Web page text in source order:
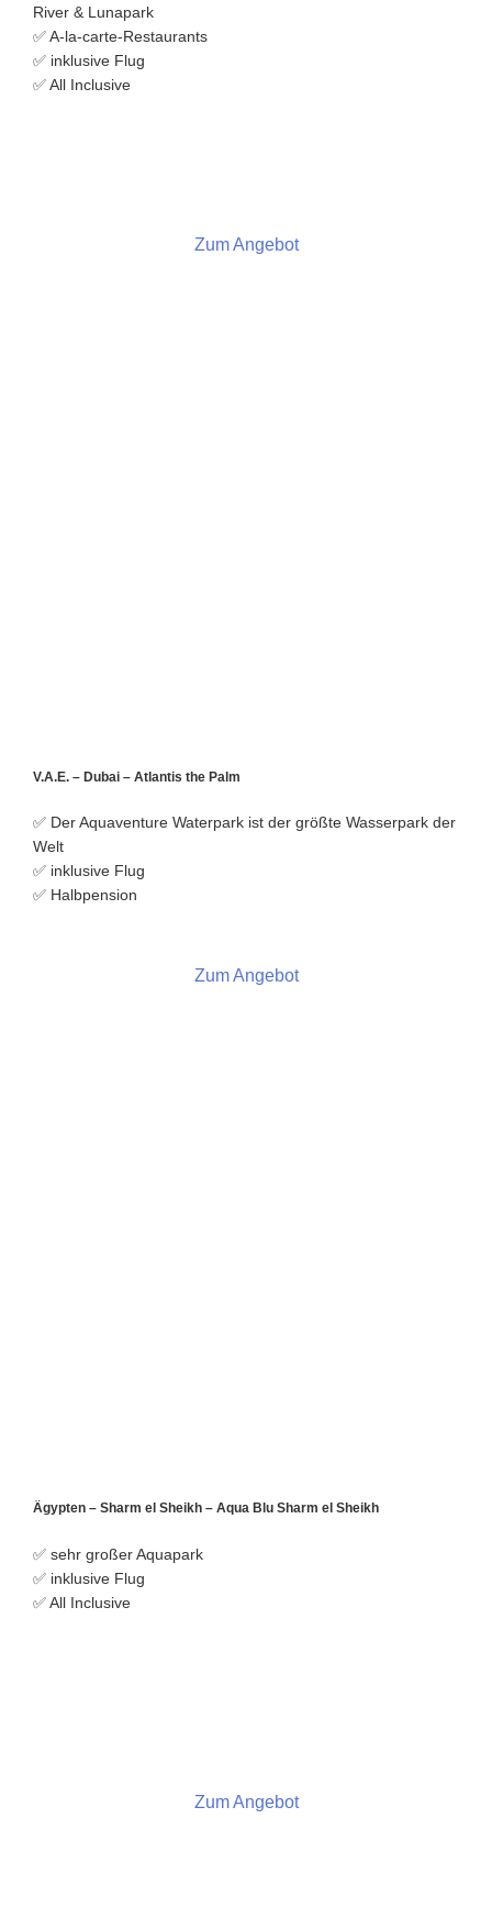
River & Lunapark
✅ A-la-carte-Restaurants
✅ inklusive Flug
✅ All Inclusive
Zum Angebot
V.A.E. – Dubai – Atlantis the Palm
✅ Der Aquaventure Waterpark ist der größte Wasserpark der
Welt
✅ inklusive Flug
✅ Halbpension
Zum Angebot
Ägypten – Sharm el Sheikh – Aqua Blu Sharm el Sheikh
✅ sehr großer Aquapark
✅ inklusive Flug
✅ All Inclusive
Zum Angebot